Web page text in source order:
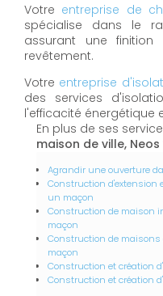
Votre entreprise de
spécialise dans le
assurant une
revêtement.
Votre entreprise
des services
l'efficacité énergétique
En plus de ses
maison de ville, Neos
Agrandir une ouverture
Construction d'extension
un maçon
Construction de maison
maçon
Construction de
maçon
Construction et création
Construction et création